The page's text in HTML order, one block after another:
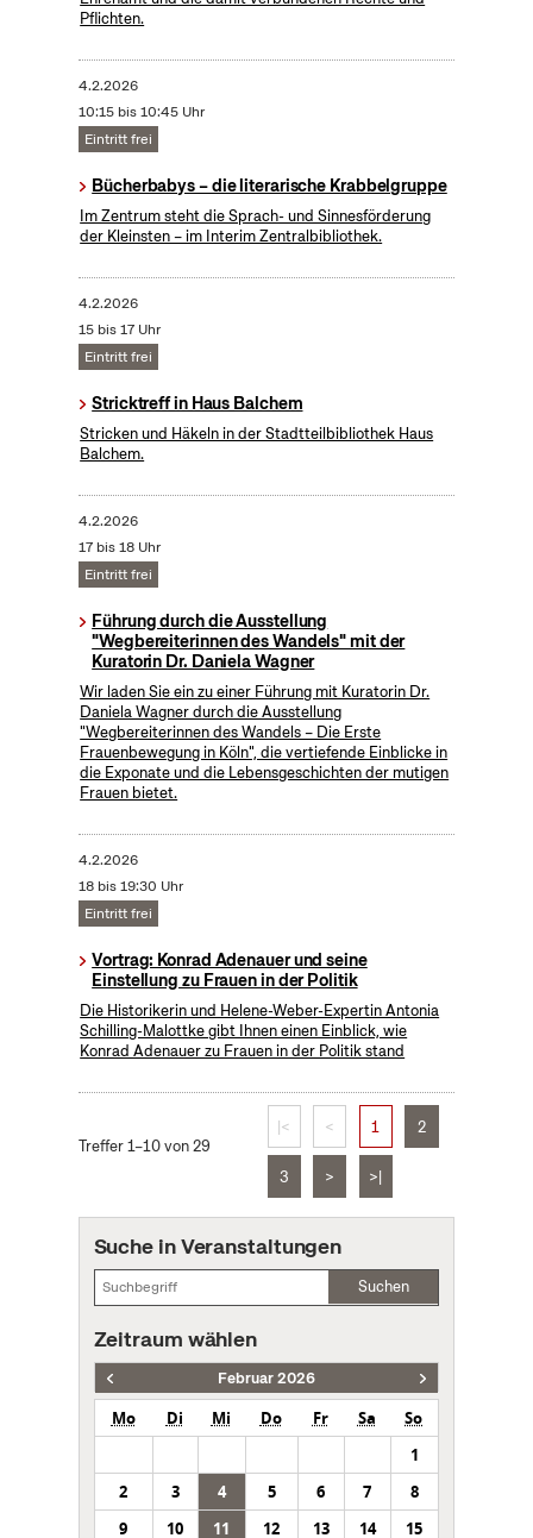
Pflichten.
4.2.2026
10:15 bis 10:45 Uhr
Eintritt frei
Bücherbabys – die literarische Krabbelgruppe
Im Zentrum steht die Sprach- und Sinnesförderung
der Kleinsten – im Interim Zentralbibliothek.
4.2.2026
15 bis 17 Uhr
Eintritt frei
Stricktreff in Haus Balchem
Stricken und Häkeln in der Stadtteilbibliothek Haus
Balchem.
4.2.2026
17 bis 18 Uhr
Eintritt frei
Führung durch die Ausstellung
"Wegbereiterinnen des Wandels" mit der
Kuratorin Dr. Daniela Wagner
Wir laden Sie ein zu einer Führung mit Kuratorin Dr.
Daniela Wagner durch die Ausstellung
"Wegbereiterinnen des Wandels – Die Erste
Frauenbewegung in Köln", die vertiefende Einblicke in
die Exponate und die Lebensgeschichten der mutigen
Frauen bietet.
4.2.2026
18 bis 19:30 Uhr
Eintritt frei
Vortrag: Konrad Adenauer und seine
Einstellung zu Frauen in der Politik
Die Historikerin und Helene-Weber-Expertin Antonia
Schilling-Malottke gibt Ihnen einen Einblick, wie
Konrad Adenauer zu Frauen in der Politik stand
Treffer 1–10 von 29
|< < 1 2
3 > >|
Suche in Veranstaltungen
Suchen
Zeitraum wählen
Februar 2026
Mo Di Mi Do Fr Sa
So
1
2
3 4 5 6 7
8
9
10 11 12 13 14
15